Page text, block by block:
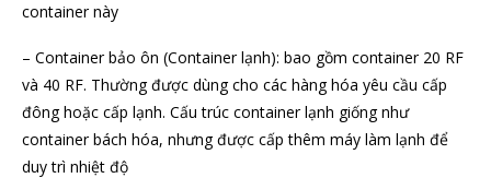
container này
– Container bảo ôn (Container lạnh): bao gồm container 20 RF
và 40 RF. Thường được dùng cho các hàng hóa yêu cầu cấp
đông hoặc cấp lạnh. Cấu trúc container lạnh giống như
container bách hóa, nhưng được cấp thêm máy làm lạnh để
duy trì nhiệt độ